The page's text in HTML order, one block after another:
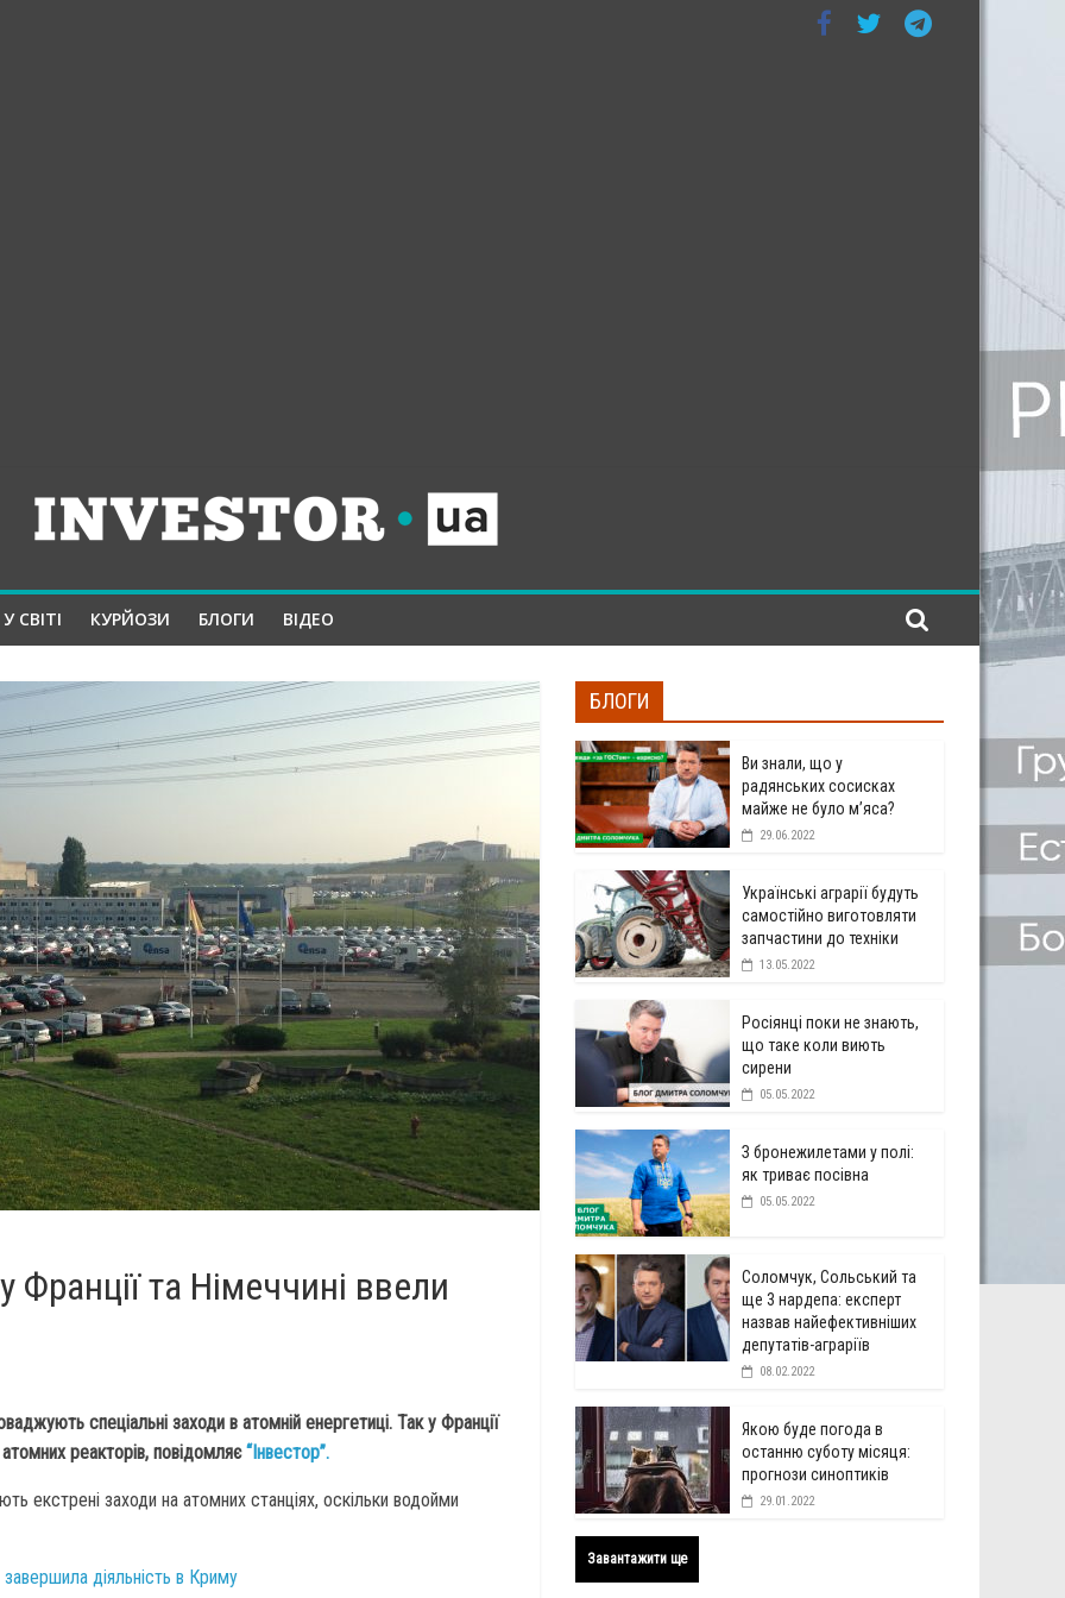
У СВІТІ КУРЙОЗИ БЛОГИ ВІДЕО
та Німеччині ввели
спеціальні заходи в атомній енергетиці. Так у Франції
реакторів, повідомляє“Інвестор”.
екстрені заходи на атомних станціях, оскільки водойми
діяльність в Криму
БЛОГИ
Ви знали, що у
радянських сосисках
майже не було м’яса?
29.06.2022
Українські аграрії будуть
самостійно виготовляти
запчастини до техніки
13.05.2022
Росіянці поки не знають,
що таке коли виють
сирени
05.05.2022
З бронежилетами у полі:
як триває посівна
05.05.2022
Соломчук, Сольський та
ще 3 нардепа: експерт
назвав найефективніших
депутатів-аграріїв
08.02.2022
Якою буде погода в
останню суботу місяця:
прогнози синоптиків
29.01.2022
Завантажити ще